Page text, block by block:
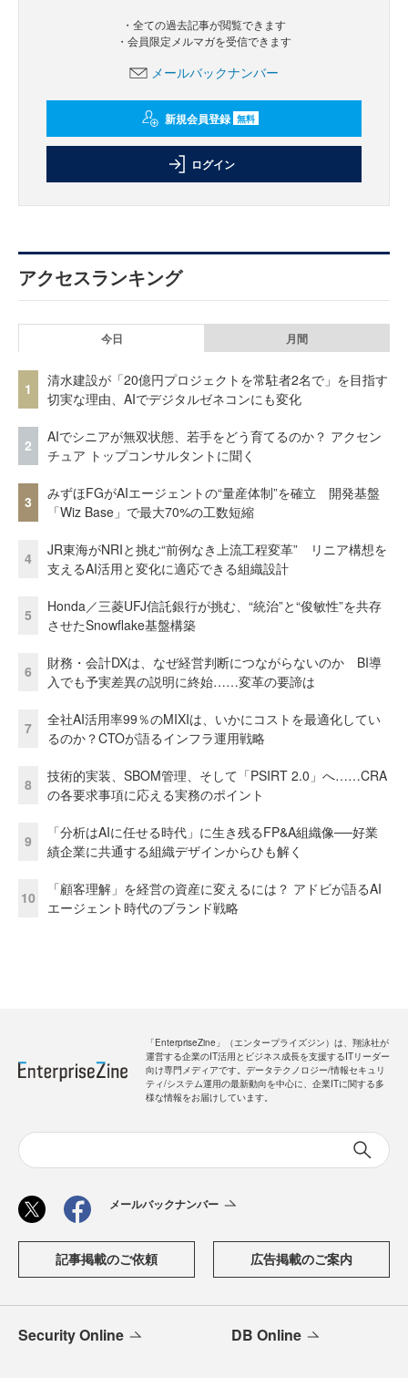
・全ての過去記事が閲覧できます
・会員限定メルマガを受信できます
メールバックナンバー
新規会員登録 無料
ログイン
アクセスランキング
今日 月間
1
清水建設が「20億円プロジェクトを常駐者2名で」を目指す
切実な理由、AIでデジタルゼネコンにも変化
2
AIでシニアが無双状態、若手をどう育てるのか？ アクセン
チュア トップコンサルタントに聞く
3
みずほFGがAIエージェントの“量産体制”を確立 開発基盤
「Wiz Base」で最大70%の工数短縮
4
JR東海がNRIと挑む“前例なき上流工程変革” リニア構想を
支えるAI活用と変化に適応できる組織設計
5
Honda／三菱UFJ信託銀行が挑む、“統治”と“俊敏性”を共存
させたSnowflake基盤構築
6
財務・会計DXは、なぜ経営判断につながらないのか BI導
入でも予実差異の説明に終始……変革の要諦は
7
全社AI活用率99％のMIXIは、いかにコストを最適化してい
るのか？CTOが語るインフラ運用戦略
8
技術的実装、SBOM管理、そして「PSIRT 2.0」へ……CRA
の各要求事項に応える実務のポイント
9
「分析はAIに任せる時代」に生き残るFP&A組織像──好業
績企業に共通する組織デザインからひも解く
10
「顧客理解」を経営の資産に変えるには？ アドビが語るAI
エージェント時代のブランド戦略
「EnterpriseZine」（エンタープライズジン）は、翔泳社が
運営する企業のIT活用とビジネス成長を支援するITリーダー
向け専門メディアです。データテクノロジー/情報セキュリ
ティ/システム運用の最新動向を中心に、企業ITに関する多
様な情報をお届けしています。
メールバックナンバー
記事掲載のご依頼 広告掲載のご案内
Security Online DB Online